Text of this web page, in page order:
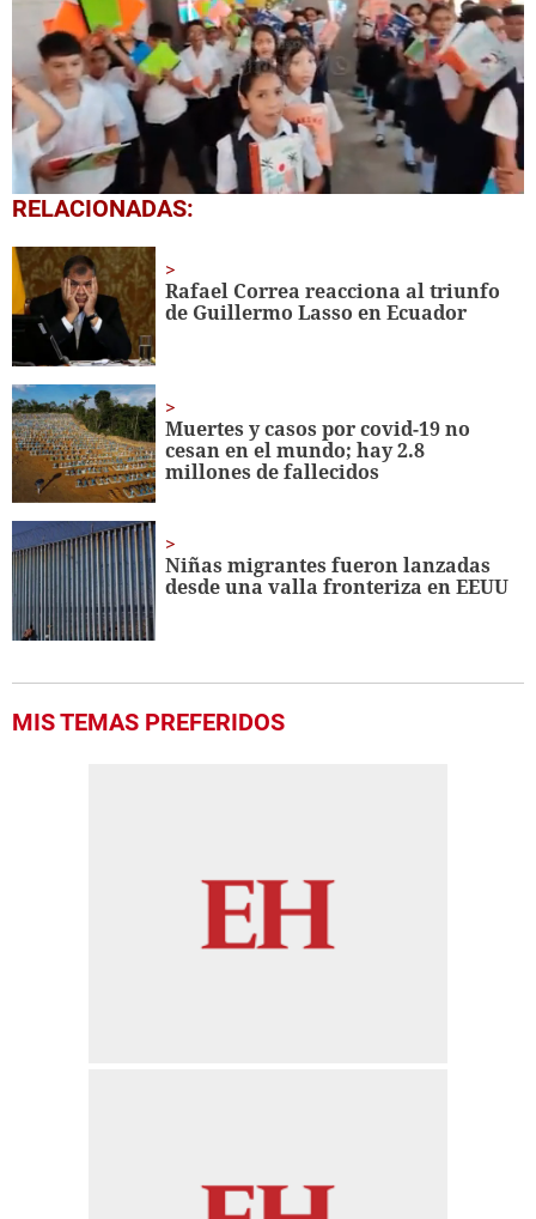
0
seconds
1
minute,
56
seconds
RELACIONADAS:
Rafael Correa reacciona al triunfo
de Guillermo Lasso en Ecuador
Muertes y casos por covid-19 no
cesan en el mundo; hay 2.8
millones de fallecidos
Niñas migrantes fueron lanzadas
desde una valla fronteriza en EEUU
MIS TEMAS PREFERIDOS